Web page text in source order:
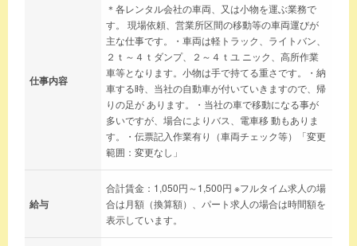
仕事内容
＊各レンタル会社の車両、又は小物を運ぶ業務で
す。 現場依頼、営業所区間の移動等の車両運びが
主な仕事です。・車両は軽トラック、ライトバン、
２ｔ～４ｔダンプ、２～４ｔユ ニック、高所作業
車等となります。小物は手で持てる重さです。・納
車する時、当社の自動車が付いていきますので、帰
りの足が あります。・当社の車で移動になる事が
多いですが、場合によりバス、電車移 動もありま
す。・伝票記入作業有り（車両チェック等）「変更
範囲：変更なし」
給与
合計賃金：1,050円～1,500円 ※フルタイム求人の場
合は月額（換算額）、パート求人の場合は時間額を
表示しています。